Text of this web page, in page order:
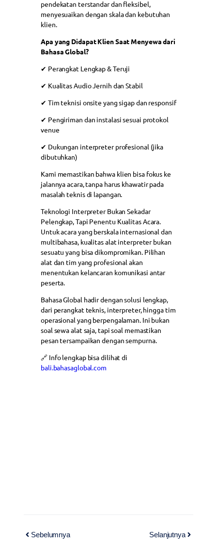
pendekatan terstandar dan fleksibel,
menyesuaikan dengan skala dan kebutuhan
klien.
Apa yang Didapat Klien Saat Menyewa dari
Bahasa Global?
✔ Perangkat Lengkap & Teruji
✔ Kualitas Audio Jernih dan Stabil
✔ Tim teknisi onsite yang sigap dan responsif
✔ Pengiriman dan instalasi sesuai protokol
venue
✔ Dukungan interpreter profesional (jika
dibutuhkan)
Kami memastikan bahwa klien bisa fokus ke
jalannya acara, tanpa harus khawatir pada
masalah teknis di lapangan.
Teknologi Interpreter Bukan Sekadar
Pelengkap, Tapi Penentu Kualitas Acara.
Untuk acara yang berskala internasional dan
multibahasa, kualitas alat interpreter bukan
sesuatu yang bisa dikompromikan. Pilihan
alat dan tim yang profesional akan
menentukan kelancaran komunikasi antar
peserta.
Bahasa Global hadir dengan solusi lengkap,
dari perangkat teknis, interpreter, hingga tim
operasional yang berpengalaman. Ini bukan
soal sewa alat saja, tapi soal memastikan
pesan tersampaikan dengan sempurna.
🔗 Info lengkap bisa dilihat di
bali.bahasaglobal.com
Sebelumnya Selanjutnya